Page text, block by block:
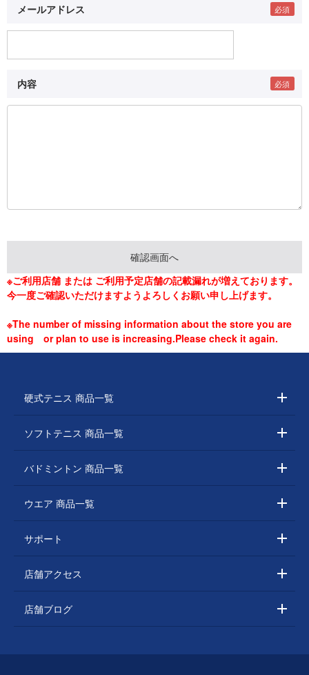
メールアドレス
内容
※ご利用店舗 または ご利用予定店舗の記載漏れが増えております。
今一度ご確認いただけますようよろしくお願い申し上げます。
※The number of missing information about the store you are
using or plan to use is increasing.Please check it again.
硬式テニス 商品一覧
ソフトテニス 商品一覧
バドミントン 商品一覧
ウエア 商品一覧
サポート
店舗アクセス
店舗ブログ